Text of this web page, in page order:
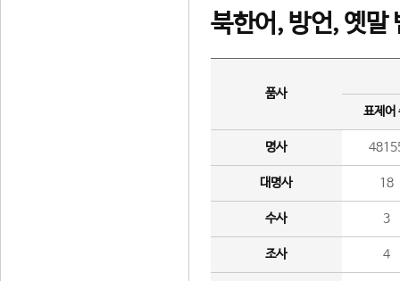
북한어, 방언, 옛말
품사
표제어
명사
대명사 18
수사 3
조사 4